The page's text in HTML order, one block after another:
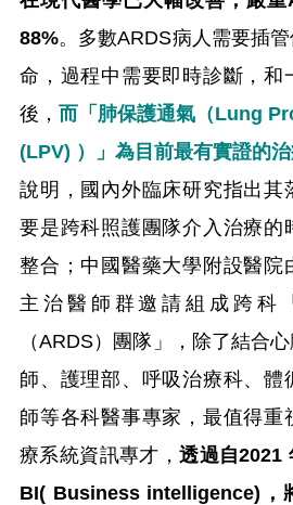
88%。多數ARDS病人需要插
命，過程中需要即時診斷，和
後， 而「肺保護通氣（Lung
(LPV) ）」為目前最有實證的治
說明，國內外臨床研究指出其
要是跨科照護團隊介入治療的
整合；中國醫藥大學附設醫院
主治醫師群邀請組成跨科
（ARDS）團隊」，除了結合
師、護理部、呼吸治療科、體
師等各科醫事專家，最值得重
療系統資訊專才，透過自2021
BI( Business intelligence)，